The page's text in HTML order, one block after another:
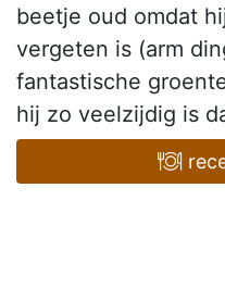
beetje oud omdat
vergeten is (arm
fantastische
hij zo veelzijdig is